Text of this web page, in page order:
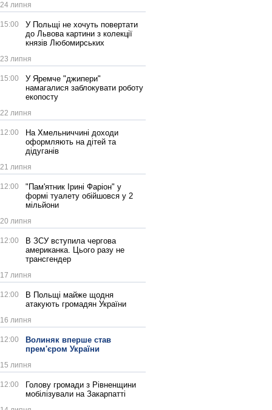
24 липня
15:00
У Польщі не хочуть повертати
до Львова картини з колекції
князів Любомирських
23 липня
15:00
У Яремче "джипери"
намагалися заблокувати роботу
екопосту
22 липня
12:00
На Хмельниччині доходи
оформляють на дітей та
дідуганів
21 липня
12:00
"Пам'ятник Ірині Фаріон" у
формі туалету обійшовся у 2
мільйони
20 липня
12:00
В ЗСУ вступила чергова
американка. Цього разу не
трансгендер
17 липня
12:00
В Польщі майже щодня
атакують громадян України
16 липня
12:00
Волиняк вперше став
прем'єром України
15 липня
12:00
Голову громади з Рівненщини
мобілізували на Закарпатті